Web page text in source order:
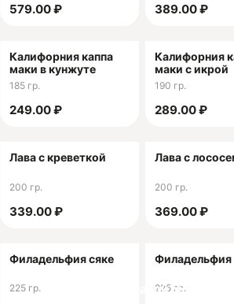
Скачай
579.00 ₽ 389.00 ₽
Калифорния каппа
маки в кунжуте
185 гр.
249.00 ₽
Калифорния
маки с икрой
190 гр.
289.00 ₽
Лава с креветкой
200 гр.
339.00 ₽
Лава с
200 гр.
369.00 ₽
Филадельфия сяке
225 гр.
Филадельфия
225 гр.